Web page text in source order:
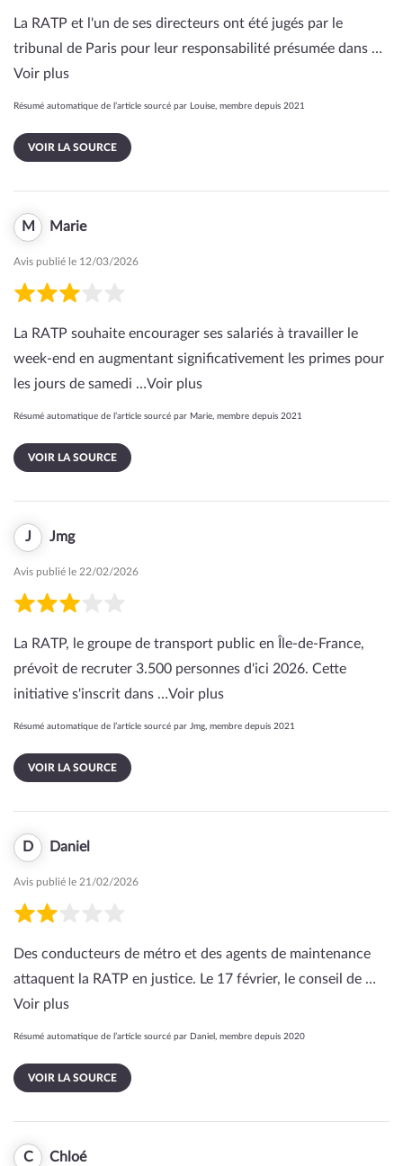
La RATP et l'un de ses directeurs ont été jugés par le
tribunal de Paris pour leur responsabilité présumée dans …
Voir plus
Résumé automatique de l’article sourcé par Louise, membre depuis 2021
VOIR LA SOURCE
M Marie
Avis publié le 12/03/2026
La RATP souhaite encourager ses salariés à travailler le
week-end en augmentant significativement les primes pour
les jours de samedi …Voir plus
Résumé automatique de l’article sourcé par Marie, membre depuis 2021
VOIR LA SOURCE
J Jmg
Avis publié le 22/02/2026
La RATP, le groupe de transport public en Île-de-France,
prévoit de recruter 3.500 personnes d'ici 2026. Cette
initiative s'inscrit dans …Voir plus
Résumé automatique de l’article sourcé par Jmg, membre depuis 2021
VOIR LA SOURCE
D Daniel
Avis publié le 21/02/2026
Des conducteurs de métro et des agents de maintenance
attaquent la RATP en justice. Le 17 février, le conseil de …
Voir plus
Résumé automatique de l’article sourcé par Daniel, membre depuis 2020
VOIR LA SOURCE
C Chloé